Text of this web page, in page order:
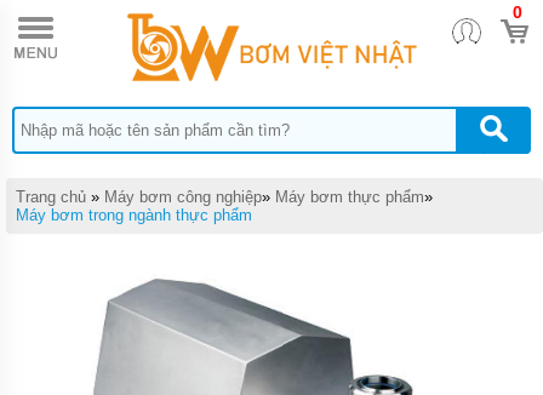
0
TRANG
CHỦ
BƠM
HÚT
BÙN
NẶNG
MUYUAN
Trang chủ » Máy bơm công nghiệp» Máy bơm thực phẩm»
Máy bơm trong ngành thực phẩm